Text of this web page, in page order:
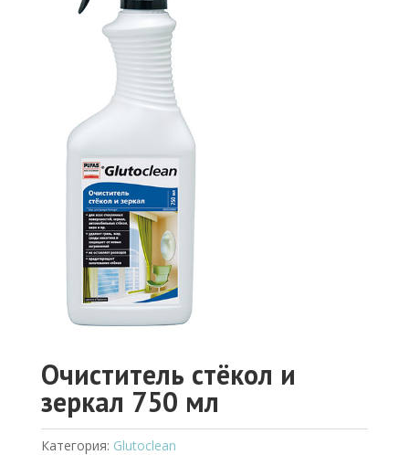
Очиститель стёкол и
зеркал 750 мл
Категория: Glutoclean